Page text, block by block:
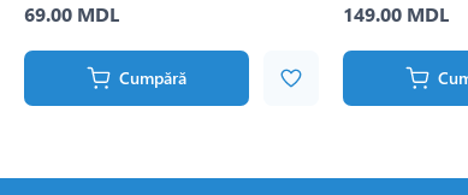
69.00 MDL
Cumpără
149.00 MDL